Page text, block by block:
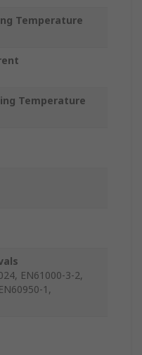
Temperature
Temperature
EN61000-3-2,
1,